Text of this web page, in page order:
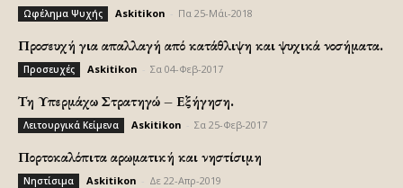
Ωφέλημα Ψυχής Askitikon Πα 25-Μάι-2018
Προσευχή για απαλλαγή από κατάθλιψη και ψυχικά νοσήματα.
Προσευχές Askitikon Σα 04-Φεβ-2017
Τη Υπερμάχω Στρατηγώ – Εξήγηση.
Λειτουργικά Κείμενα Askitikon Σα 25-Φεβ-2017
Πορτοκαλόπιτα αρωματική και νηστίσιμη
Νηστίσιμα Askitikon Δε 22-Απρ-2019